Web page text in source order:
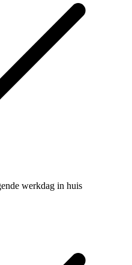
werkdag in huis